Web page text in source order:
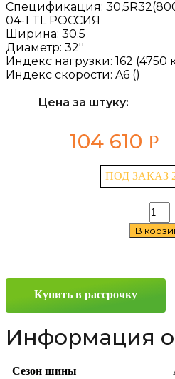
Спецификация:
04-1 TL РОССИЯ
Ширина: 30.5
Диаметр: 32''
Индекс нагрузки: 162 (4750
Индекс скорости: A6 ()
Цена за штуку:
104 610 Р
ПОД ЗАКАЗ
30.5/0
162A6
В
Купить в рассрочку
Информация о
Сезон шины